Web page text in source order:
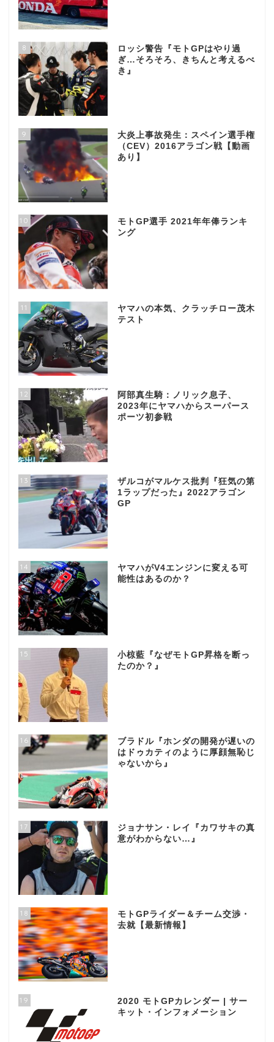
8
ロッシ警告『モトGPはやり過
ぎ…そろそろ、きちんと考えるべ
き』
9
大炎上事故発生：スペイン選手権
（CEV）2016アラゴン戦【動画
あり】
10
モトGP選手 2021年年俸ランキ
ング
11
ヤマハの本気、クラッチロー茂木
テスト
12
阿部真生騎：ノリック息子、
2023年にヤマハからスーパース
ポーツ初参戦
13
ザルコがマルケス批判『狂気の第
1ラップだった』2022アラゴン
GP
14
ヤマハがV4エンジンに変える可
能性はあるのか？
15
小椋藍『なぜモトGP昇格を断っ
たのか？』
16
ブラドル『ホンダの開発が遅いの
はドゥカティのように厚顔無恥じ
ゃないから』
17
ジョナサン・レイ『カワサキの真
意がわからない…』
18
モトGPライダー＆チーム交渉・
去就【最新情報】
19
2020 モトGPカレンダー | サー
キット・インフォメーション